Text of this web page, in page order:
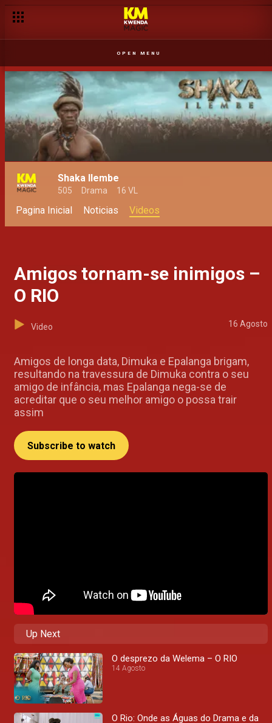
OPEN MENU
Shaka Ilembe
505 Drama 16 VL
Pagina Inicial Noticias Videos
Amigos tornam-se inimigos –
O RIO
Video 16 Agosto
Amigos de longa data, Dimuka e Epalanga brigam,
resultando na travessura de Dimuka contra o seu
amigo de infância, mas Epalanga nega-se de
acreditar que o seu melhor amigo o possa trair
assim
Subscribe to watch
Up Next
O desprezo da Welema – O RIO
14 Agosto
O Rio: Onde as Águas do Drama e da